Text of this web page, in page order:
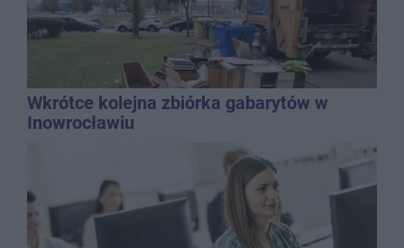
Wkrótce kolejna zbiórka gabarytów w
Inowrocławiu